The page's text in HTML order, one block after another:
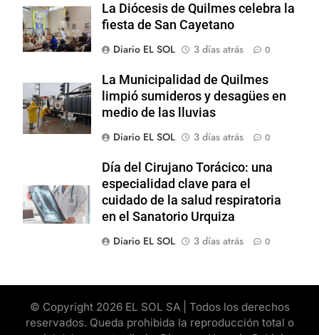
La Diócesis de Quilmes celebra la
fiesta de San Cayetano
Diario EL SOL
3 días atrás 0
La Municipalidad de Quilmes
limpió sumideros y desagües en
medio de las lluvias
Diario EL SOL
3 días atrás 0
Día del Cirujano Torácico: una
especialidad clave para el
cuidado de la salud respiratoria
en el Sanatorio Urquiza
Diario EL SOL
3 días atrás 0
© Copyright 2026 EL SOL SA | Todos los derechos
reservados. Queda prohibida la reproducción total o